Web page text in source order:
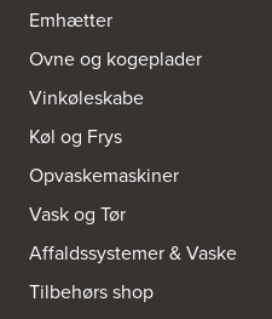
http://www.aubo.dk
Fisketorvet 4H
4200 Slagelse
Tel.: 20488824
http://www.aubo.dk
Aubo Køkken & Bad
Ribe Landevej 84
6270 Tønder
Tel.:70271056
Emhætter
Ovne og kogeplader
Vinkøleskabe
Køl og Frys
Opvaskemaskiner
Vask og Tør
Affaldssystemer & Vaske
Tilbehørs shop